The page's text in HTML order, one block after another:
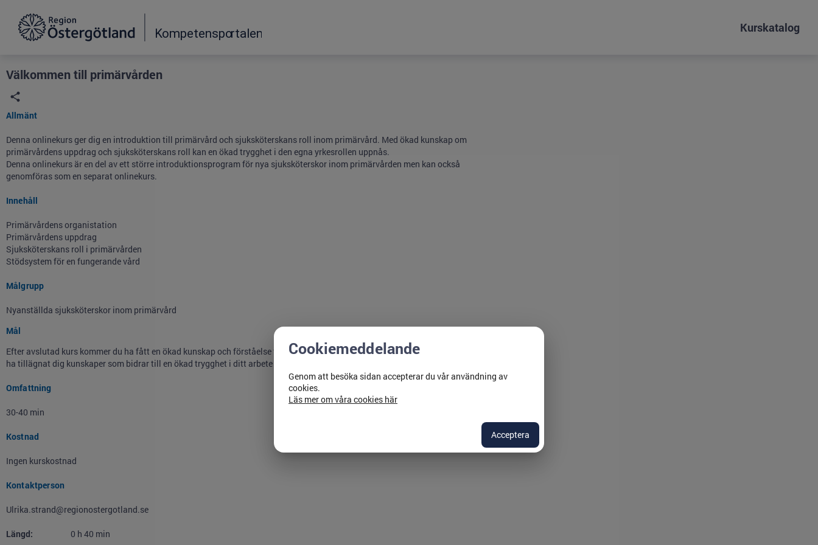
Grade
Portal
Kurskatalog
Välkommen till primärvården
Allmänt
Denna onlinekurs ger dig en introduktion till primärvård och sjuksköterskans roll inom primärvård. Med ökad kunskap om
primärvårdens uppdrag och sjuksköterskans roll kan en ökad trygghet i den egna yrkesrollen uppnås.
Denna onlinekurs är en del av ett större introduktionsprogram för nya sjuksköterskor inom primärvården men kan också
genomföras som en separat onlinekurs.
Innehåll
Primärvårdens organistation
Primärvårdens uppdrag
Sjuksköterskans roll i primärvården
Stödsystem för en fungerande vård
Målgrupp
Nyanställda sjuksköterskor inom primärvård
Mål
Efter avslutad kurs kommer du ha fått en ökad kunskap och förståelse för primärvårdens uppbyggnad och uppdrag. Du kommer
ha tillägnat dig kunskaper som bidrar till en ökad trygghet i ditt arbete som sjuksköterska inom primärvården.
Omfattning
30-40 min
Kostnad
Ingen kurskostnad
Kontaktperson
Ulrika.strand@regionostergotland.se
Längd: 0 h 40 min
Cookiemeddelande
Genom att besöka sidan accepterar du vår användning av
cookies.
Läs mer om våra cookies här
Acceptera